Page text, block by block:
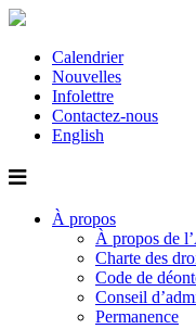
Calendrier
Nouvelles
Infolettre
Contactez-nous
English
À propos
À propos de
Charte des
Code de
Conseil
Permanence